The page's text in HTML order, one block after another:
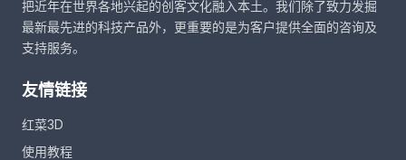
把近年在世界各地兴起的创客文化融入本土。我们除了致力发掘
最新最先进的科技产品外，更重要的是为客户提供全面的咨询及
支持服务。
友情链接
红菜3D
使用教程